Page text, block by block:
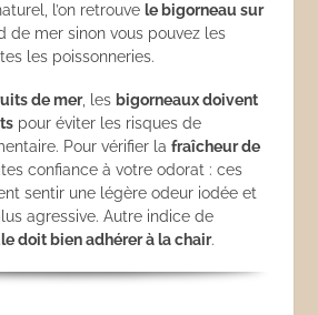
l’on retrouve le bigorneau sur
de mer sinon vous pouvez les
les poissonneries.
de mer, les bigorneaux doivent
pour éviter les risques de
Pour vérifier lafraîcheur de
confiance à votre odorat : ces
sentir une légère odeur iodée et
agressive. Autre indice de
doit bien adhérer à la chair.